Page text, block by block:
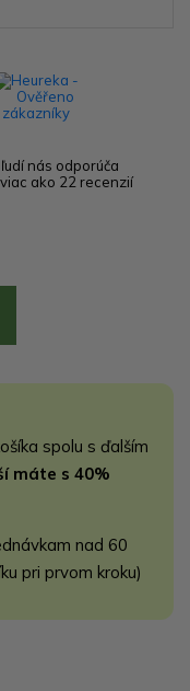
nás odporúča
ako 22 recenzií
spolu s ďalším
máte s 40%
nad 60
pri prvom kroku)